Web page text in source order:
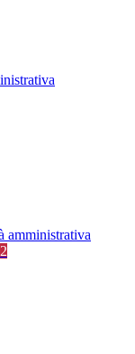
amministrativa
2